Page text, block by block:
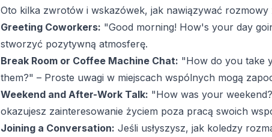
Oto kilka zwrotów i wskazówek, jak nawiązywać
Greeting Coworkers: "Good morning! How's your day
stworzyć pozytywną atmosferę.
Break Room or Coffee Machine Chat: "How do you take
them?" – Proste uwagi w miejscach wspólnych mogą
Weekend and After-Work Talk: "How was your
okazujesz zainteresowanie życiem poza pracą swoich
Joining a Conversation: Jeśli usłyszysz, jak koledzy